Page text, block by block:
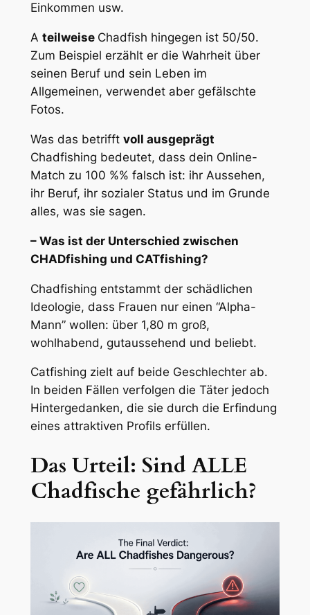
Einkommen usw.
A teilweise Chadfish hingegen ist 50/50.
Zum Beispiel erzählt er die Wahrheit über
seinen Beruf und sein Leben im
Allgemeinen, verwendet aber gefälschte
Fotos.
Was das betrifft voll ausgeprägt
Chadfishing bedeutet, dass dein Online-
Match zu 100 %% falsch ist: ihr Aussehen,
ihr Beruf, ihr sozialer Status und im Grunde
alles, was sie sagen.
– Was ist der Unterschied zwischen
CHADfishing und CATfishing?
Chadfishing entstammt der schädlichen
Ideologie, dass Frauen nur einen “Alpha-
Mann” wollen: über 1,80 m groß,
wohlhabend, gutaussehend und beliebt.
Catfishing zielt auf beide Geschlechter ab.
In beiden Fällen verfolgen die Täter jedoch
Hintergedanken, die sie durch die Erfindung
eines attraktiven Profils erfüllen.
Das Urteil: Sind ALLE
Chadfische gefährlich?